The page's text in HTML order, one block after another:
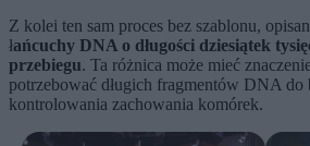
Z kolei ten sam proces bez szablonu,
łańcuchy DNA o długości dziesiątek
przebiegu. Ta różnica może mieć
potrzebować długich fragmentów DNA
kontrolowania zachowania komórek.